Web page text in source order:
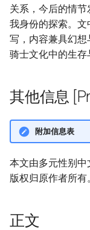
关系，今后的情
我身份的探索。
写，内容兼具幻
骑士文化中的生存
其他信息
附加信息表
本文由多元性别中
版权归原作者所有
正文